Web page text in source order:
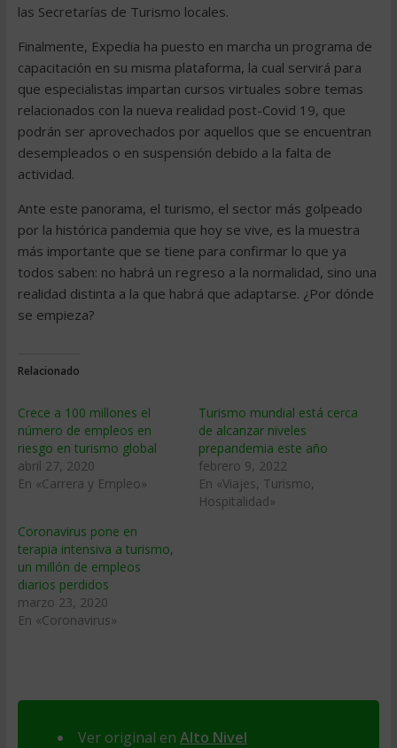
las Secretarías de Turismo locales.
Finalmente, Expedia ha puesto en marcha un programa de
capacitación en su misma plataforma, la cual servirá para
que especialistas impartan cursos virtuales sobre temas
relacionados con la nueva realidad post-Covid 19, que
podrán ser aprovechados por aquellos que se encuentran
desempleados o en suspensión debido a la falta de
actividad.
Ante este panorama, el turismo, el sector más golpeado
por la histórica pandemia que hoy se vive, es la muestra
más importante que se tiene para confirmar lo que ya
todos saben: no habrá un regreso a la normalidad, sino una
realidad distinta a la que habrá que adaptarse. ¿Por dónde
se empieza?
Relacionado
Crece a 100 millones el
número de empleos en
riesgo en turismo global
abril 27, 2020
En «Carrera y Empleo»
Turismo mundial está cerca
de alcanzar niveles
prepandemia este año
febrero 9, 2022
En «Viajes, Turismo,
Hospitalidad»
Coronavirus pone en
terapia intensiva a turismo,
un millón de empleos
diarios perdidos
marzo 23, 2020
En «Coronavirus»
Ver original en Alto Nivel